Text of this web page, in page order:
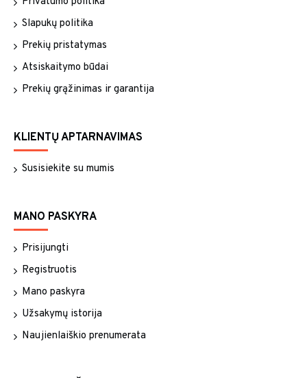
Slapukų politika
Prekių pristatymas
Atsiskaitymo būdai
Prekių grąžinimas ir garantija
KLIENTŲ APTARNAVIMAS
Susisiekite su mumis
MANO PASKYRA
Prisijungti
Registruotis
Mano paskyra
Užsakymų istorija
Naujienlaiškio prenumerata